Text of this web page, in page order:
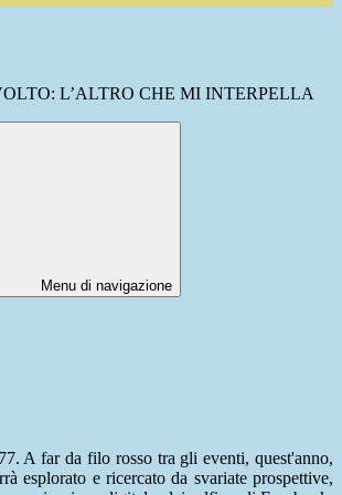
L’ALTRO CHE MI INTERPELLA
Menu di navigazione
A far da filo rosso tra gli eventi, quest'anno,
esplorato e ricercato da svariate prospettive,